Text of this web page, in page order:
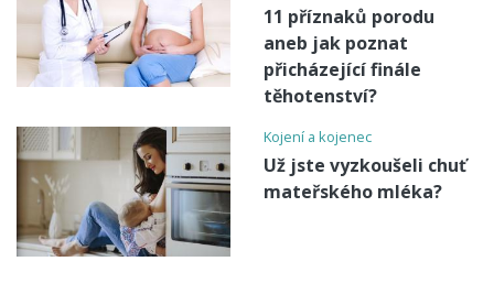
11 příznaků porodu
aneb jak poznat
přicházející finále
těhotenství?
Kojení a kojenec
Už jste vyzkoušeli chuť
mateřského mléka?